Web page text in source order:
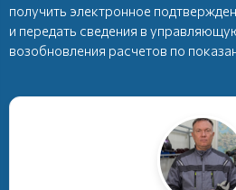
получить электронное
и передать сведения в
возобновления расчетов по